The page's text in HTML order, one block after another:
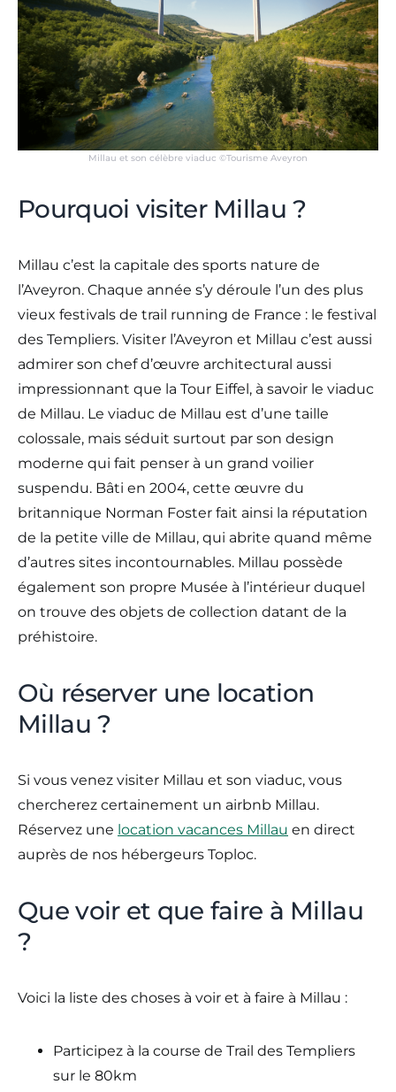
Millau et son célèbre viaduc ©Tourisme Aveyron
Pourquoi visiter Millau ?
Millau c’est la capitale des sports nature de
l’Aveyron. Chaque année s’y déroule l’un des plus
vieux festivals de trail running de France : le festival
des Templiers. Visiter l’Aveyron et Millau c’est aussi
admirer son chef d’œuvre architectural aussi
impressionnant que la Tour Eiffel, à savoir le viaduc
de Millau. Le viaduc de Millau est d’une taille
colossale, mais séduit surtout par son design
moderne qui fait penser à un grand voilier
suspendu. Bâti en 2004, cette œuvre du
britannique Norman Foster fait ainsi la réputation
de la petite ville de Millau, qui abrite quand même
d’autres sites incontournables. Millau possède
également son propre Musée à l’intérieur duquel
on trouve des objets de collection datant de la
préhistoire.
Où réserver une location
Millau ?
Si vous venez visiter Millau et son viaduc, vous
chercherez certainement un airbnb Millau.
Réservez une location vacances Millau en direct
auprès de nos hébergeurs Toploc.
Que voir et que faire à Millau
?
Voici la liste des choses à voir et à faire à Millau :
Participez à la course de Trail des Templiers
sur le 80km